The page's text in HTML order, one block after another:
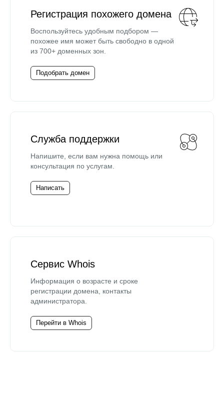
Регистрация похожего домена
Воспользуйтесь удобным подбором —
похожее имя может быть свободно в одной
из 700+ доменных зон.
Подобрать домен
Служба поддержки
Напишите, если вам нужна помощь или
консультация по услугам.
Написать
Сервис Whois
Информация о возрасте и сроке
регистрации домена, контакты
администратора.
Перейти в Whois